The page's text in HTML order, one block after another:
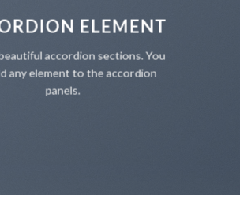
ELEMENT
accordion sections. You
any element to the accordion
panels.